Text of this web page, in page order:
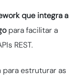
que integra a
para facilitar a
REST.
para estruturar as